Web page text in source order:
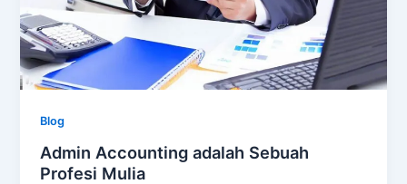
Blog
Admin Accounting adalah Sebuah
Profesi Mulia